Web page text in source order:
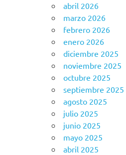
abril 2026
marzo 2026
febrero 2026
enero 2026
diciembre 2025
noviembre 2025
octubre 2025
septiembre 2025
agosto 2025
julio 2025
junio 2025
mayo 2025
abril 2025